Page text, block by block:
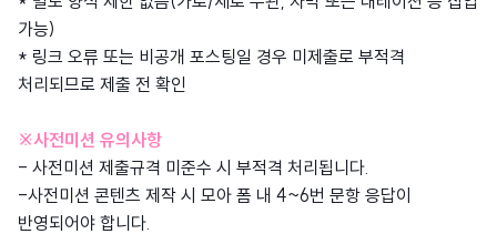
가능)
* 링크 오류 또는 비공개 포스팅일 경우 미제출로 부적격
처리되므로 제출 전 확인
※사전미션 유의사항
- 사전미션 제출규격 미준수 시 부적격 처리됩니다.
-사전미션 콘텐츠 제작 시 모아 폼 내 4~6번 문항 응답이
반영되어야 합니다.